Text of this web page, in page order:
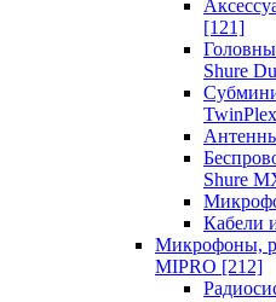
[121]
Shure
TwinPlex
Shure
Кабели
Микрофоны,
MIPRO [212]